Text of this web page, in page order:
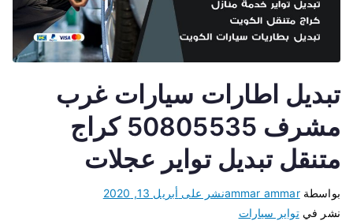
تبديل اطارات سيارات غرب
مشرف 50805535 كراج
متنقل تبديل تواير عجلات
بواسطةammar ammarنشر على أبريل 13, 2020
نشر فيتواير سيارات